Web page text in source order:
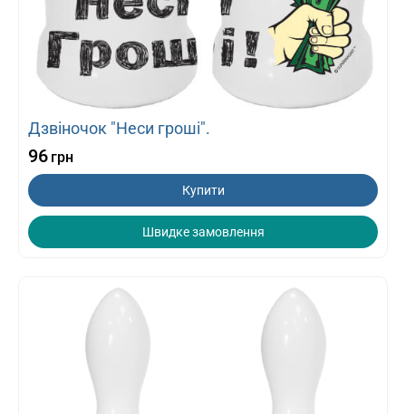
Дзвіночок "Неси гроші".
96 грн
Купити
Швидке замовлення